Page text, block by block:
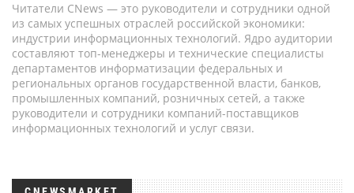
Читатели CNews — это руководители и сотрудники одной
из самых успешных отраслей российской экономики:
индустрии информационных технологий. Ядро аудитории
составляют топ-менеджеры и технические специалисты
департаментов информатизации федеральных и
региональных органов государственной власти, банков,
промышленных компаний, розничных сетей, а также
руководители и сотрудники компаний-поставщиков
информационных технологий и услуг связи.